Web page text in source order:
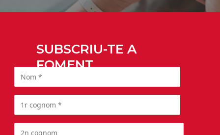
SUBSCRIU-TE A
FOMENT